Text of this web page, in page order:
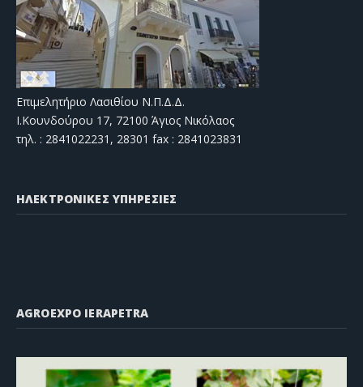
Επιμελητήριο Λασιθίου Ν.Π.Δ.Δ.
Ι.Κουνδούρου 17, 72100 Άγιος Νικόλαος
τηλ. : 2841022231, 28301 fax : 2841023831
ΗΛΕΚΤΡΟΝΙΚΕΣ ΥΠΗΡΕΣΙΕΣ
AGROEXPO IERAPETRA